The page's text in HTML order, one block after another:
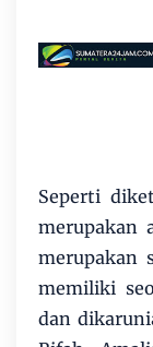
Seperti
merupakan
merupakan
memiliki
dan